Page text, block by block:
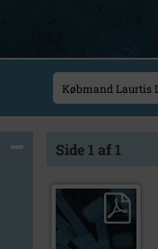
Side 1 af 1